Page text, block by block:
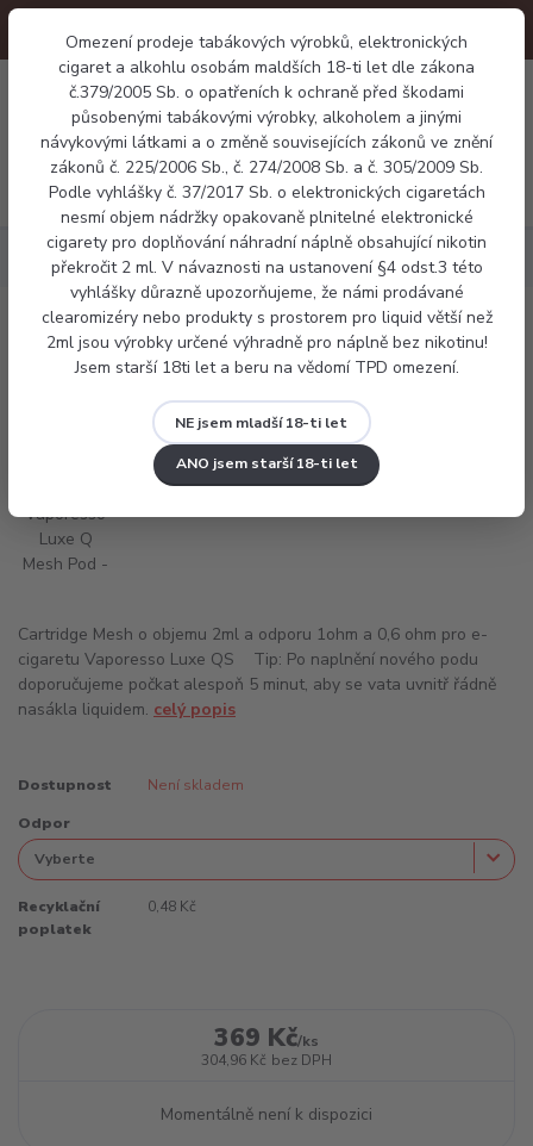
Omezení prodeje tabákových výrobků, elektronických
cigaret a alkohlu osobám maldších 18-ti let dle zákona
č.379/2005 Sb. o opatřeních k ochraně před škodami
působenými tabákovými výrobky, alkoholem a jinými
návykovými látkami a o změně souvisejících zákonů ve znění
zákonů č. 225/2006 Sb., č. 274/2008 Sb. a č. 305/2009 Sb.
Podle vyhlášky č. 37/2017 Sb. o elektronických cigaretách
nesmí objem nádržky opakovaně plnitelné elektronické
cigarety pro doplňování náhradní náplně obsahující nikotin
překročit 2 ml. V návaznosti na ustanovení §4 odst.3 této
vyhlášky důrazně upozorňujeme, že námi prodávané
clearomizéry nebo produkty s prostorem pro liquid větší než
2ml jsou výrobky určené výhradně pro náplně bez nikotinu!
Jsem starší 18ti let a beru na vědomí TPD omezení.
NE jsem mladší 18-ti let
ANO jsem starší 18-ti let
Menu
0 Kč
Tanky a Pody Pody Vaporesso Luxe Q Mesh Pod - 4pack
Vaporesso Luxe Q Mesh Pod - 4pack
Cartridge Mesh o objemu 2ml a odporu 1ohm a 0,6 ohm pro e-
cigaretu Vaporesso Luxe QS Tip: Po naplnění nového podu
doporučujeme počkat alespoň 5 minut, aby se vata uvnitř řádně
nasákla liquidem. celý popis
Dostupnost Není skladem
Odpor
Recyklační
poplatek
0,48 Kč
369 Kč/ks
304,96 Kč bez DPH
Momentálně není k dispozici